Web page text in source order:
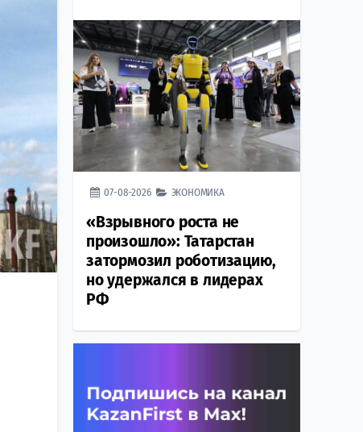
07-08-2026 ЭКОНОМИКА
«Взрывного роста не
произошло»: Татарстан
затормозил роботизацию,
но удержался в лидерах
РФ